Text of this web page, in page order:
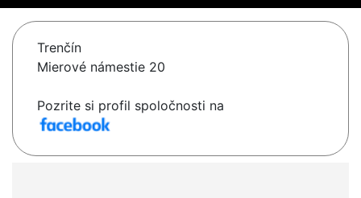
Trenčín
Mierové námestie 20
Pozrite si profil spoločnosti na